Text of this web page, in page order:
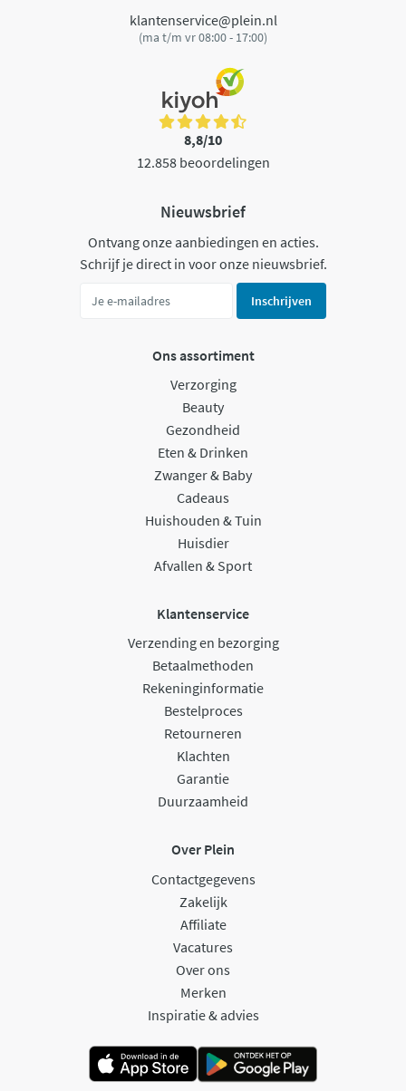
klantenservice@plein.nl
(ma t/m vr 08:00 - 17:00)
8,8/10
12.858 beoordelingen
Nieuwsbrief
Ontvang onze aanbiedingen en acties.
Schrijf je direct in voor onze nieuwsbrief.
Inschrijven
Ons assortiment
Verzorging
Beauty
Gezondheid
Eten & Drinken
Zwanger & Baby
Cadeaus
Huishouden & Tuin
Huisdier
Afvallen & Sport
Klantenservice
Verzending en bezorging
Betaalmethoden
Rekeninginformatie
Bestelproces
Retourneren
Klachten
Garantie
Duurzaamheid
Over Plein
Contactgegevens
Zakelijk
Affiliate
Vacatures
Over ons
Merken
Inspiratie & advies